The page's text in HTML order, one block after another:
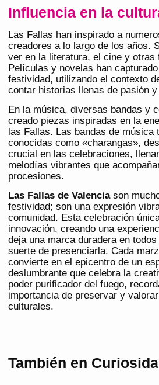
Influencia en la
Las Fallas han inspirado a
creadores a lo largo de los años.
ver en la literatura, el cine y otras
Películas y novelas han
festividad, utilizando el contexto
contar historias llenas de pasión y
En la música, diversas bandas y
creado piezas inspiradas en la
las Fallas. Las bandas de música
conocidas como «charangas»,
crucial en las celebraciones,
melodías vibrantes que
procesiones.
Las Fallas de Valenciason
festividad; son una expresión
comunidad. Esta celebración
innovación, creando una
deja una marca duradera en
suerte de presenciarla. Cada
convierte en el epicentro de un
deslumbrante que celebra la
poder purificador del fuego,
importancia de preservar y
culturales.
También en